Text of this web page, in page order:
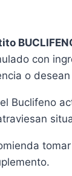
con
o
Buclifeno